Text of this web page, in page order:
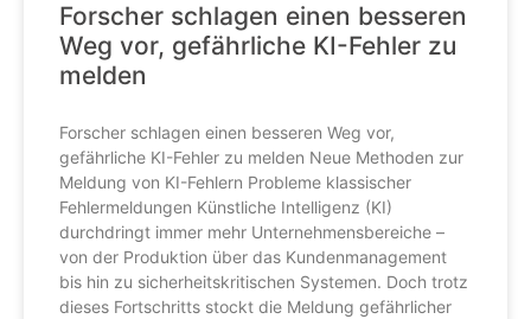
Forscher schlagen einen besseren
Weg vor, gefährliche KI-Fehler zu
melden
Forscher schlagen einen besseren Weg vor,
gefährliche KI-Fehler zu melden Neue Methoden zur
Meldung von KI-Fehlern Probleme klassischer
Fehlermeldungen Künstliche Intelligenz (KI)
durchdringt immer mehr Unternehmensbereiche –
von der Produktion über das Kundenmanagement
bis hin zu sicherheitskritischen Systemen. Doch trotz
dieses Fortschritts stockt die Meldung gefährlicher